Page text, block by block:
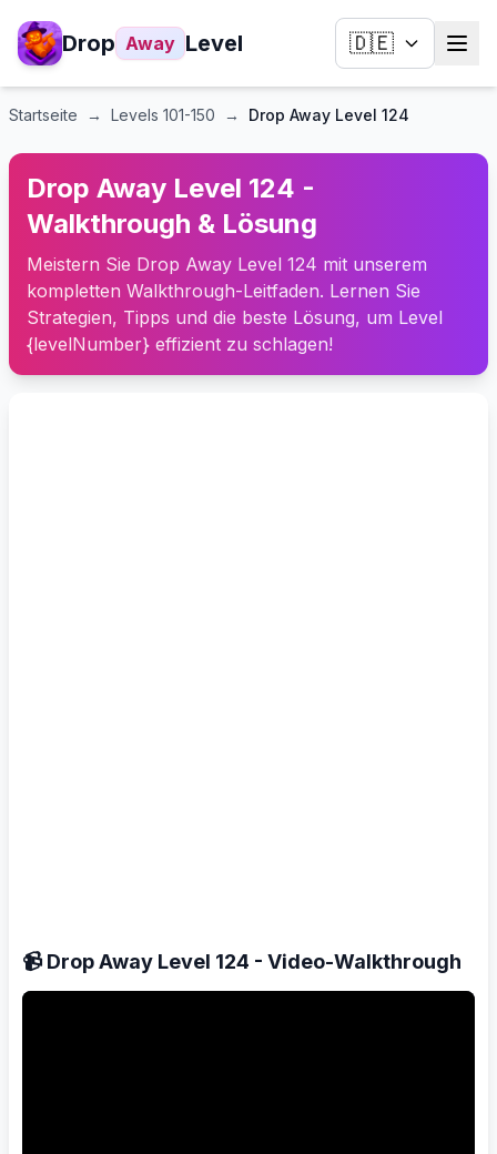
Drop Away Level 🇩🇪
Startseite → Levels 101-150 → Drop Away Level 124
Drop Away Level 124 -
Walkthrough & Lösung
Meistern Sie Drop Away Level 124 mit unserem
kompletten Walkthrough-Leitfaden. Lernen Sie
Strategien, Tipps und die beste Lösung, um Level
{levelNumber} effizient zu schlagen!
📹 Drop Away Level 124 - Video-Walkthrough